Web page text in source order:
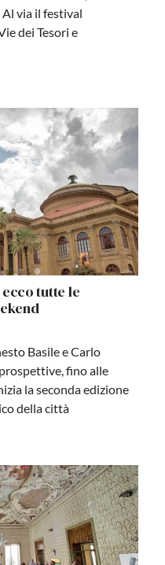
via il festival
dei Tesori e
tutte le
Basile e Carlo
fino alle
la seconda edizione
della città